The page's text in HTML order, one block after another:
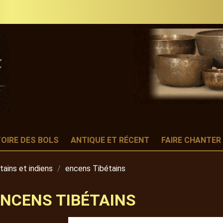
DES BOLS ANTIQUE ET RÉCENT FAIRE
et indiens encens Tibétains
TIBÉTAINS